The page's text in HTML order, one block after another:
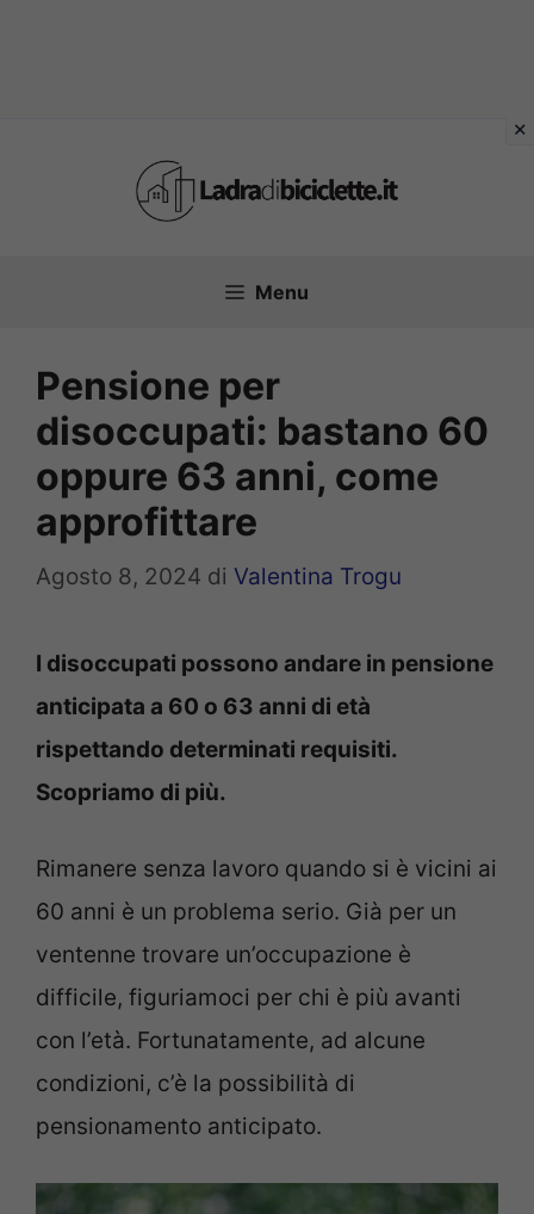
Menu
Pensione per
disoccupati: bastano 60
oppure 63 anni, come
approfittare
Agosto 8, 2024 di Valentina Trogu
I disoccupati possono andare in pensione
anticipata a 60 o 63 anni di età
rispettando determinati requisiti.
Scopriamo di più.
Rimanere senza lavoro quando si è vicini ai
60 anni è un problema serio. Già per un
ventenne trovare un’occupazione è
difficile, figuriamoci per chi è più avanti
con l’età. Fortunatamente, ad alcune
condizioni, c’è la possibilità di
pensionamento anticipato.